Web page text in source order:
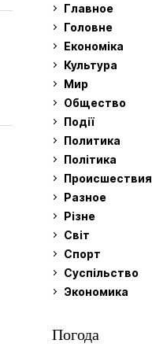
Главное
Головне
Економіка
Культура
Мир
Общество
Події
Политика
Політика
Происшествия
Разное
Різне
Світ
Спорт
Суспільство
Экономика
Погода